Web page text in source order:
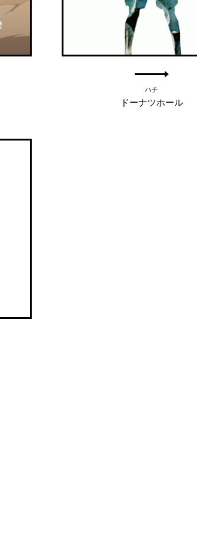
ハチ
ドーナツホール